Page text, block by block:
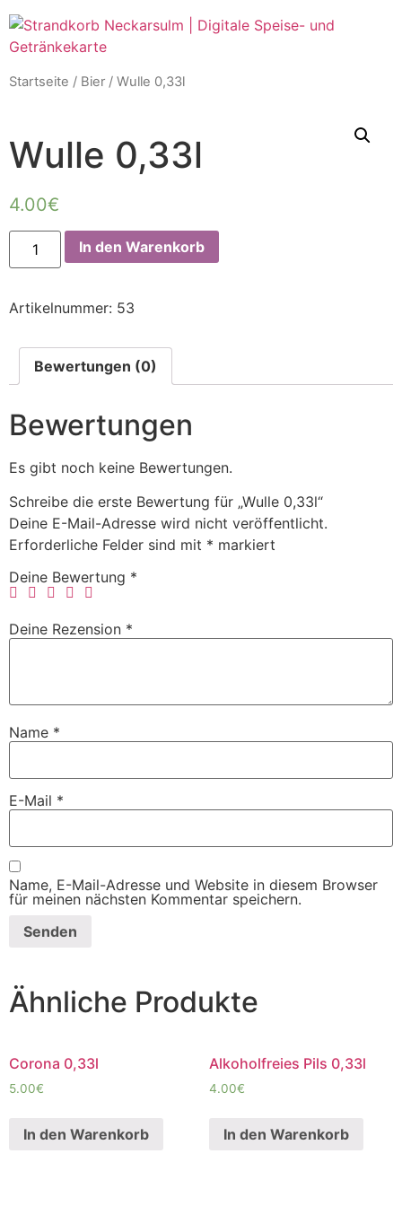
Startseite / Bier / Wulle 0,33l
Wulle 0,33l
4.00€
In den Warenkorb
Artikelnummer: 53
Bewertungen (0)
Bewertungen
Es gibt noch keine Bewertungen.
Schreibe die erste Bewertung für „Wulle 0,33l“
Deine E-Mail-Adresse wird nicht veröffentlicht.
Erforderliche Felder sind mit * markiert
Deine Bewertung *
Deine Rezension *
Name *
E-Mail *
Name, E-Mail-Adresse und Website in diesem Browser
für meinen nächsten Kommentar speichern.
Ähnliche Produkte
Corona 0,33l
5.00€
In den Warenkorb
Alkoholfreies Pils 0,33l
4.00€
In den Warenkorb